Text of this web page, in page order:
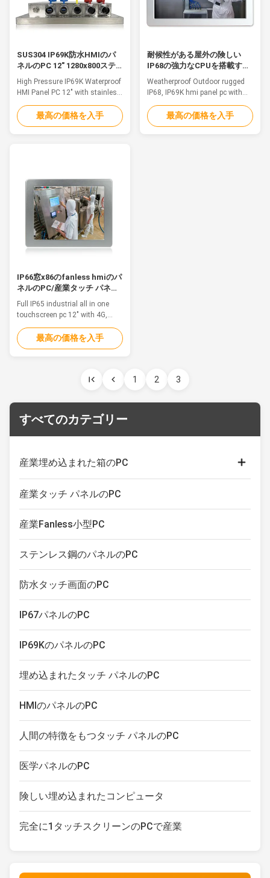
SUS304 IP69K防水HMIのパ
ネルのPC 12" 1280x800ステ
ンレス鋼のパネルのPC
High Pressure IP69K Waterproof
HMI Panel PC 12" with stainless
steel 304 Feature The inox PC is
particularly suitable for
applications in food & beverage,
Capacitive touchscreen, assure
最高の価格を入手
耐候性がある屋外の険しい
IP68の強力なCPUを搭載する
IP69KのhmiのパネルのPC
Weatherproof Outdoor rugged
IP68, IP69K hmi panel pc with
powerful cpuFeatureThe
waterproof computers are a
great solution for food and
最高の価格を入手
IP66窓x86のfanless hmiのパ
ネルのPC/産業タッチ パネル
のPC
Full IP65 industrial all in one
touchscreen pc 12" with 4G,
WIFI, BluetoothFeaturesThis is
a Aluminum Alloy IP68
waterproof PC, fanless, strong
impacts and intense equipment
with 5 wire resistive touch 2.
Intel ...
最高の価格を入手
1 2 3
すべてのカテゴリー
産業埋め込まれた箱のPC
容量性接触モニター
産業タッチ パネルのPC
産業Fanless小型PC
ステンレス鋼のパネルのPC
防水タッチ画面のPC
IP67パネルのPC
IP69KのパネルのPC
埋め込まれたタッチ パネルのPC
HMIのパネルのPC
人間の特徴をもつタッチ パネルのPC
医学パネルのPC
険しい埋め込まれたコンピュータ
完全に1タッチスクリーンのPCで産業